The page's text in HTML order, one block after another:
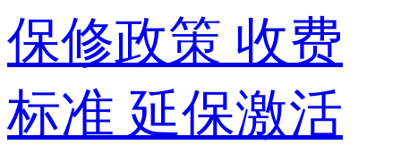
保修政策 收费
标准 延保激活